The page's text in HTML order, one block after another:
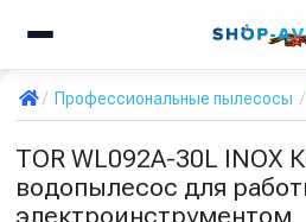
Профессиональные пылесосы
TOR WL092A-30L INOX
водопылесос для
электроинструментом